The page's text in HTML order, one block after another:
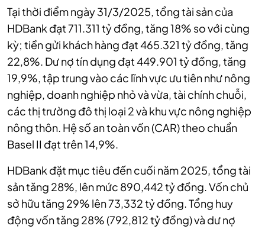
Tại thời điểm ngày 31/3/2025, tổng tài sản của
HDBank đạt 711.311 tỷ đồng, tăng 18% so với cùng
kỳ; tiền gửi khách hàng đạt 465.321 tỷ đồng, tăng
22,8%. Dư nợ tín dụng đạt 449.901 tỷ đồng, tăng
19,9%, tập trung vào các lĩnh vực ưu tiên như nông
nghiệp, doanh nghiệp nhỏ và vừa, tài chính chuỗi,
các thị trường đô thị loại 2 và khu vực nông nghiệp
nông thôn. Hệ số an toàn vốn (CAR) theo chuẩn
Basel II đạt trên 14,9%.
HDBank đặt mục tiêu đến cuối năm 2025, tổng tài
sản tăng 28%, lên mức 890,442 tỷ đồng. Vốn chủ
sở hữu tăng 29% lên 73,332 tỷ đồng. Tổng huy
động vốn tăng 28% (792,812 tỷ đồng) và dư nợ